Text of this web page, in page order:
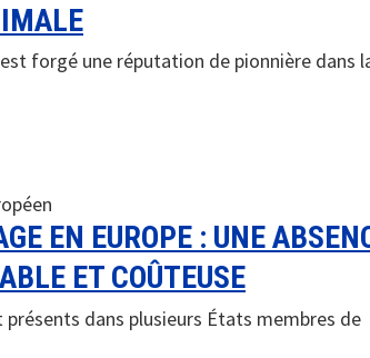
forgé une réputation de pionnière dans
EN EUROPE : UNE
ET COÛTEUSE
dans plusieurs États membres de